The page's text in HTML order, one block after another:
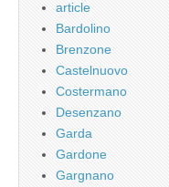
article
Bardolino
Brenzone
Castelnuovo
Costermano
Desenzano
Garda
Gardone
Gargnano